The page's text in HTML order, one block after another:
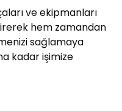
ve ekipmanları
hem zamandan
sağlamaya
kadar işimize